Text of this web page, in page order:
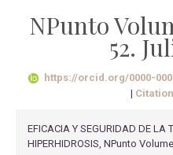
NPunto
52.
https://orcid.org/0000-
|
EFICACIA Y SEGURIDAD DE LA
HIPERHIDROSIS, NPunto